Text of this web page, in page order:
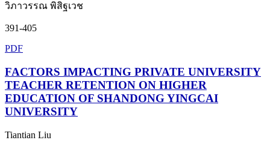
วิภาวรรณ พิสิฐเวช
391-405
PDF
FACTORS IMPACTING PRIVATE UNIVERSITY
TEACHER RETENTION ON HIGHER
EDUCATION OF SHANDONG YINGCAI
UNIVERSITY
Tiantian Liu